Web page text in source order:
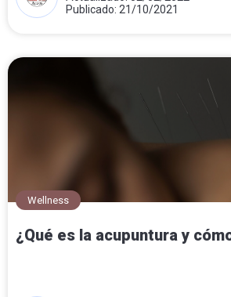
Publicado: 21/10/2021
Wellness
¿Qué es la acupuntura y